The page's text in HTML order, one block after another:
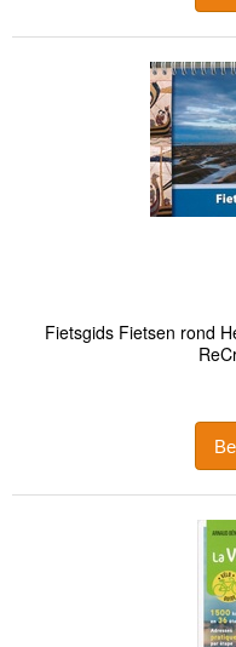
Fietsgids Fietsen rond